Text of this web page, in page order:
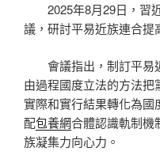
2025年8月29日，習
議，研討平易近族連合提
會議指出，制訂平易
由過程國度立法的方法
實際和實行結果轉化為
配包養網合體認識軌制機
族凝集力向心力。